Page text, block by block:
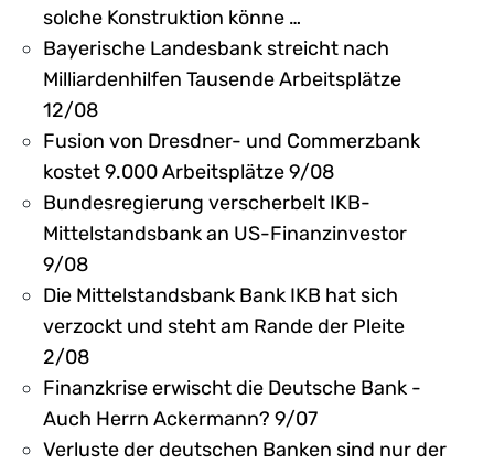
solche Konstruktion könne …
Bayerische Landesbank streicht nach
Milliardenhilfen Tausende Arbeitsplätze
12/08
Fusion von Dresdner- und Commerzbank
kostet 9.000 Arbeitsplätze 9/08
Bundesregierung verscherbelt IKB-
Mittelstandsbank an US-Finanzinvestor
9/08
Die Mittelstandsbank Bank IKB hat sich
verzockt und steht am Rande der Pleite
2/08
Finanzkrise erwischt die Deutsche Bank -
Auch Herrn Ackermann? 9/07
Verluste der deutschen Banken sind nur der